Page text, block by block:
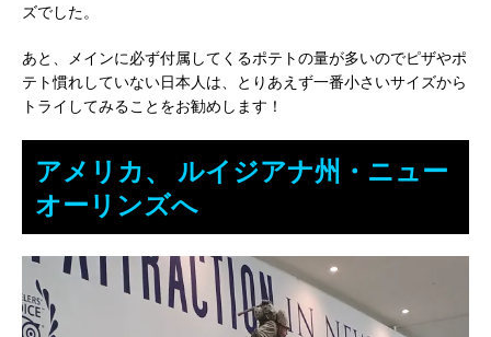
ズでした。
あと、メインに必ず付属してくるポテトの量が多いのでピザやポ
テト慣れしていない日本人は、とりあえず一番小さいサイズから
トライしてみることをお勧めします！
アメリカ、 ルイジアナ州・ニュー
オーリンズへ